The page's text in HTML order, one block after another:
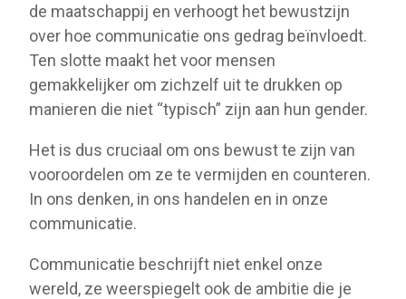
de maatschappij en verhoogt het bewustzijn
over hoe communicatie ons gedrag beïnvloedt.
Ten slotte maakt het voor mensen
gemakkelijker om zichzelf uit te drukken op
manieren die niet “typisch” zijn aan hun gender.
Het is dus cruciaal om ons bewust te zijn van
vooroordelen om ze te vermijden en counteren.
In ons denken, in ons handelen en in onze
communicatie.
Communicatie beschrijft niet enkel onze
wereld, ze weerspiegelt ook de ambitie die je